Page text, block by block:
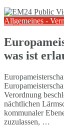
Allgemeines -
was ist
Verordnung
nächtlichen
kommunaler
zuzulassen, …